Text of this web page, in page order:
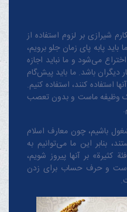
شیرازی بر لزوم استفاده از
پابه پای زمان جلو برویم،
می‌شود و ما نباید اجازه
دیگران باشد. ما باید پیش‌گام
استفاده کنند، استفاده کنیم.
یک وظیفه ماست و بدون تعصب
باشیم، چون معارف اسلام
بنابر این ما می‌توانیم به
بر آنها پیروز شویم،
و حرف حساب برای زدن